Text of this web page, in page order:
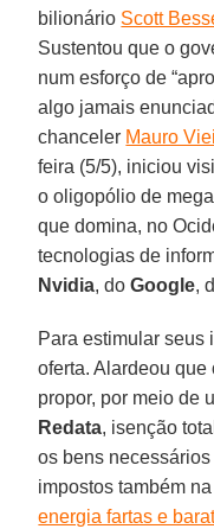
bilionário Scott
Sustentou que o
num esforço de
algo jamais
chanceler Mauro
feira (5/5), iniciou
o oligopólio de
que domina, no
tecnologias de
Nvidia, doGoogle,
Para estimular seus
oferta. Alardeou que
propor, por meio de
Redata, isenção
os bens
impostos também
energia fartas e